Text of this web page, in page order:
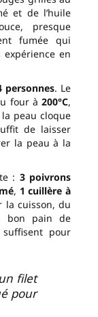
et de l’huile
presque
fumée qui
expérience en
personnes. Le
four à200°C,
peau cloque
de laisser
la peau à la
: 3 poivrons
, 1 cuillère à
la cuisson, du
bon pain de
suffisent pour
filet
pour